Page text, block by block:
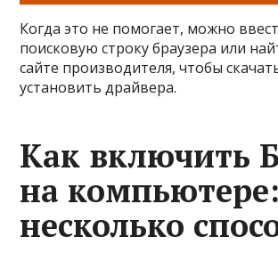
Когда это не помогает, можно
поисковую строку браузера или
сайте производителя, чтобы
установить драйвера.
Как включить
на компьютере:
несколько